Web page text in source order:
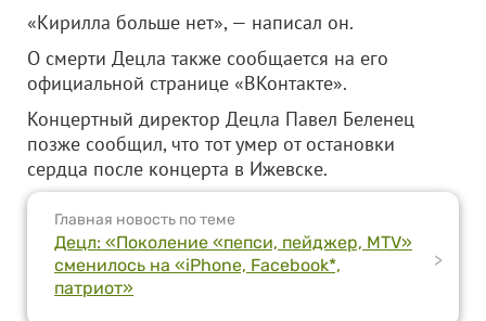
«Кирилла больше нет», — написал он.
О смерти Децла также сообщается на его
официальной странице «ВКонтакте».
Концертный директор Децла Павел Беленец
позже сообщил, что тот умер от остановки
сердца после концерта в Ижевске.
Главная новость по теме
Децл: «Поколение «пепси, пейджер, MTV»
сменилось на «iPhone, Facebook*,
патриот»
>